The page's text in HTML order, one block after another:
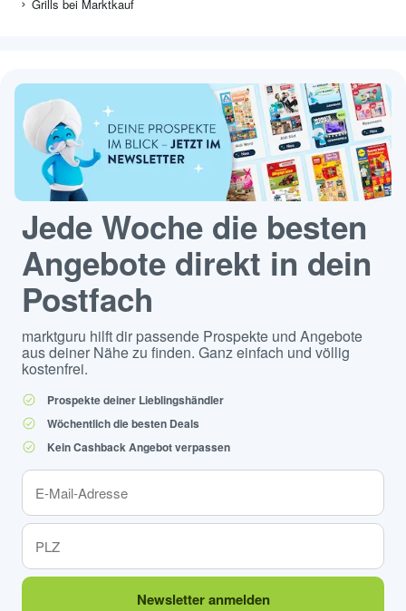
Grills bei Marktkauf
Jede Woche die besten
Angebote direkt in dein
Postfach
marktguru hilft dir passende Prospekte und Angebote
aus deiner Nähe zu finden. Ganz einfach und völlig
kostenfrei.
Prospekte deiner Lieblingshändler
Wöchentlich die besten Deals
Kein Cashback Angebot verpassen
Newsletter anmelden